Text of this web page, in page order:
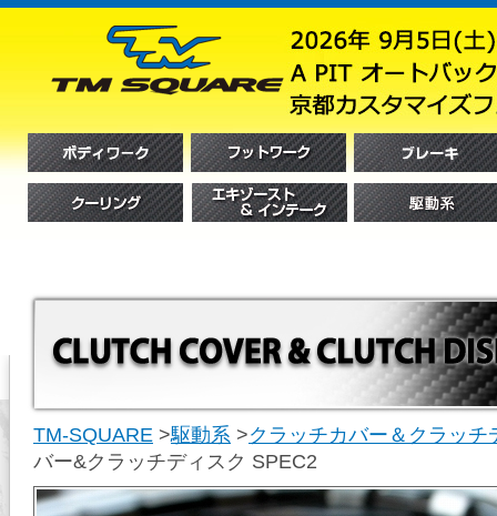
TM-SQUARE >駆動系 >クラッチカバー＆クラッチ
バー&クラッチディスク SPEC2